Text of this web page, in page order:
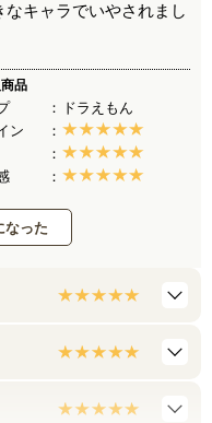
キャラでいやされまし
品
ドラえもん
ン
なった